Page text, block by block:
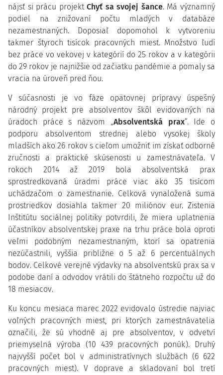
nájsť si prácu projektChyť sa svojej šance. Má významný
podiel na znižovaní počtu mladých v databáze
nezamestnaných. Doposiaľ dopomohol k vytvoreniu
takmer štyroch tisícok pracovných miest. Množstvo ľudí
bez práce vo vekovej v kategórií do 25 rokov a v kategórii
do 29 rokov je najnižšie od začiatku pandémie a pomaly sa
vracia na úroveň pred ňou.
V súčasnosti je vo fáze opätovnej prípravy úspešný
národný projekt pre absolventov škôl evidovaných na
úradoch práce s názvom „Absolventská prax“. Ide o
podporu absolventom strednej alebo vysokej školy
mladších ako 26 rokov s cieľom umožniť im získať odborné
zručnosti a praktické skúsenosti u zamestnávateľa. V
rokoch 2014 až 2019 bola absolventská prax
sprostredkovaná úradmi práce viac ako 35 tisícom
uchádzačom o zamestnanie. Celková vynaložená suma
prostriedkov dosiahla takmer 20 miliónov eur. Zistenia
Inštitútu sociálnej politiky potvrdili, že miera uplatnenia
účastníkov absolventskej praxe na trhu práce bola oproti
veľmi podobným nezamestnaným, ktorí sa opatrenia
nezúčastnili, vyššia približne o 5 až 6 percentuálnych
bodov. Celkové verejné výdavky na absolventskú prax sa v
podobe daní a odvodov vrátili do štátneho rozpočtu už do
18 mesiacov.
Ku koncu mesiaca marec 2022 evidovalo ústredie najviac
voľných pracovných miest, pri ktorých zamestnávatelia
označili, že sú vhodné aj pre absolventov, v odvetví
priemyselná výroba (10 439 pracovných ponúk). Druhý
najvyšší počet bol v administratívnych službách (6 622
pracovných miest). V doprave a skladovaní bol tretí